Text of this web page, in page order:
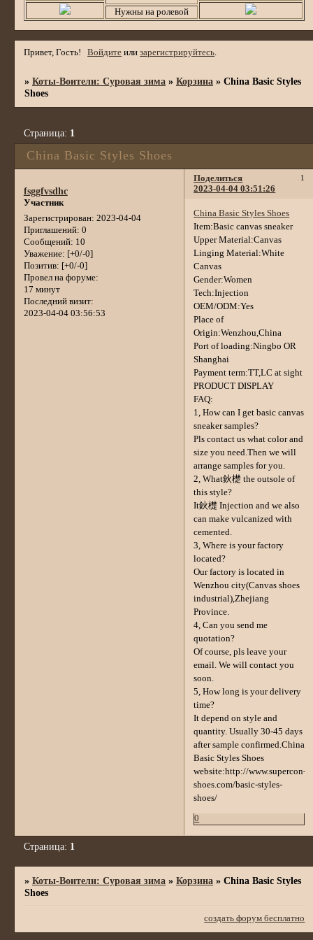
Нужны на ролевой
Привет, Гость! Войдите илизарегистрируйтесь.
»Коты-Воители: Суровая зима »Корзина »China Basic Styles
Shoes
China Basic Styles Shoes
Страница: 1
Поделиться 1
2023-04-04 03:51:26
fsggfvsdhc
Участник
Зарегистрирован: 2023-04-04
Приглашений: 0
Сообщений: 10
Уважение: [+0/-0]
Позитив: [+0/-0]
Провел на форуме:
17 минут
Последний визит:
2023-04-04 03:56:53
China Basic Styles Shoes
Item:Basic canvas sneaker
Upper Material:Canvas
Linging Material:White
Canvas
Gender:Women
Tech:Injection
OEM/ODM:Yes
Place of
Origin:Wenzhou,China
Port of loading:Ningbo OR
Shanghai
Payment term:TT,LC at sight
PRODUCT DISPLAY
FAQ:
1, How can I get basic canvas
sneaker samples?
Pls contact us what color and
size you need.Then we will
arrange samples for you.
2, What鈥檚 the outsole of
this style?
It鈥檚 Injection and we also
can make vulcanized with
cemented.
3, Where is your factory
located?
Our factory is located in
Wenzhou city(Canvas shoes
industrial),Zhejiang
Province.
4, Can you send me
quotation?
Of course, pls leave your
email. We will contact you
soon.
5, How long is your delivery
time?
It depend on style and
quantity. Usually 30-45 days
after sample confirmed.China
Basic Styles Shoes
website:http://www.supercon-
shoes.com/basic-styles-
shoes/
0
Страница: 1
»Коты-Воители: Суровая зима »Корзина »China Basic Styles
Shoes
создать форум бесплатно